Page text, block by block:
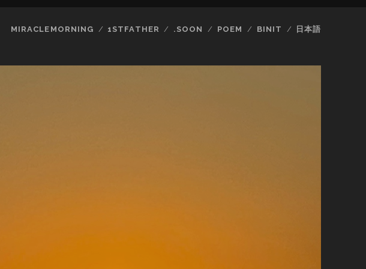
MIRACLEMORNING 1STFATHER .SOON POEM BINIT 日本語